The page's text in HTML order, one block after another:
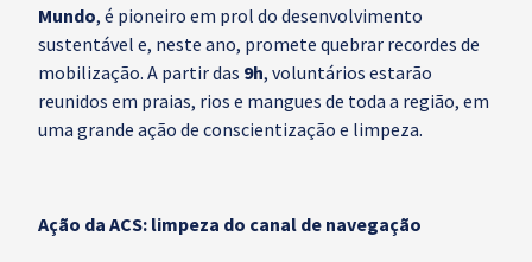
Mundo, é pioneiro em prol do desenvolvimento
sustentável e, neste ano, promete quebrar recordes de
mobilização. A partir das 9h, voluntários estarão
reunidos em praias, rios e mangues de toda a região, em
uma grande ação de conscientização e limpeza.
Ação da ACS: limpeza do canal de navegação